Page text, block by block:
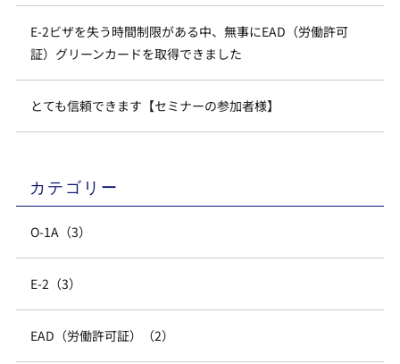
E-2ビザを失う時間制限がある中、無事にEAD（労働許可
証）グリーンカードを取得できました
とても信頼できます【セミナーの参加者様】
カテゴリー
O-1A（3）
E-2（3）
EAD（労働許可証）（2）